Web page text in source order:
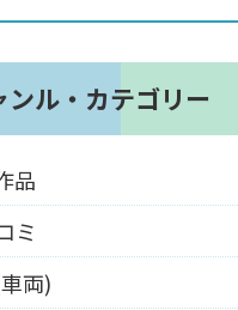
ンル・カテゴリー
品
ミ
両)